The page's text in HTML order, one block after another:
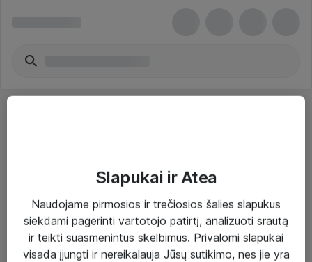
Paslaugos
Sprendimai
Slapukai ir Atea
Naudojame pirmosios ir trečiosios šalies slapukus
siekdami pagerinti vartotojo patirtį, analizuoti srautą
ir teikti suasmenintus skelbimus. Privalomi slapukai
visada įjungti ir nereikalauja Jūsų sutikimo, nes jie yra